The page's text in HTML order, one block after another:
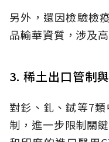
另外，還因檢驗檢
品輸華資質，涉及
3. 稀土出口管制
對釤、釓、鋱等7
制，進一步限制關